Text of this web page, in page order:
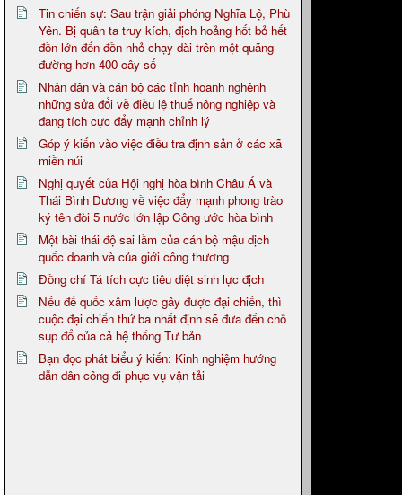
Tin chiến sự: Sau trận giải phóng Nghĩa Lộ, Phù
Yên. Bị quân ta truy kích, địch hoảng hốt bỏ hết
đồn lớn đến đồn nhỏ chạy dài trên một quãng
đường hơn 400 cây số
Nhân dân và cán bộ các tỉnh hoanh nghênh
những sửa đổi về điều lệ thuế nông nghiệp và
đang tích cực đẩy mạnh chỉnh lý
Góp ý kiến vào việc điều tra định sản ở các xã
miền núi
Nghị quyết của Hội nghị hòa bình Châu Á và
Thái Bình Dương về việc đẩy mạnh phong trào
ký tên đòi 5 nước lớn lập Công ước hòa bình
Một bài thái độ sai lầm của cán bộ mậu dịch
quốc doanh và của giới công thương
Đồng chí Tá tích cực tiêu diệt sinh lực địch
Nếu đế quốc xâm lược gây được đại chiến, thì
cuộc đại chiến thứ ba nhất định sẽ đưa đến chỗ
sụp đổ của cả hệ thống Tư bản
Bạn đọc phát biểu ý kiến: Kinh nghiệm hướng
dẫn dân công đi phục vụ vận tải